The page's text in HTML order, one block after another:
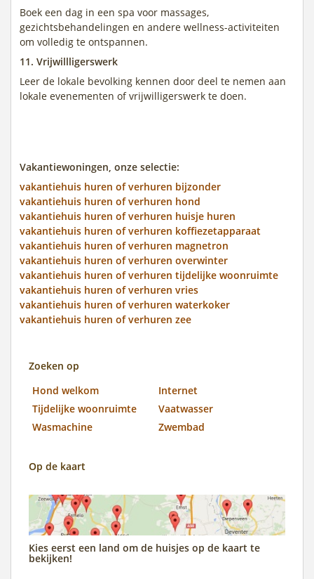
Boek een dag in een spa voor massages,
gezichtsbehandelingen en andere wellness-activiteiten
om volledig te ontspannen.
11. Vrijwillligerswerk
Leer de lokale bevolking kennen door deel te nemen aan
lokale evenementen of vrijwilligerswerk te doen.
Vakantiewoningen, onze selectie:
vakantiehuis huren of verhuren bijzonder
vakantiehuis huren of verhuren hond
vakantiehuis huren of verhuren huisje huren
vakantiehuis huren of verhuren koffiezetapparaat
vakantiehuis huren of verhuren magnetron
vakantiehuis huren of verhuren overwinter
vakantiehuis huren of verhuren tijdelijke woonruimte
vakantiehuis huren of verhuren vries
vakantiehuis huren of verhuren waterkoker
vakantiehuis huren of verhuren zee
Zoeken op
Hond welkom
Internet
Tijdelijke woonruimte
Vaatwasser
Wasmachine
Zwembad
Op de kaart
Kies eerst een land om de huisjes op de kaart te
bekijken!